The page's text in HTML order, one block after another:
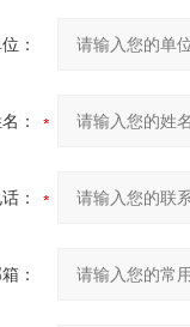
：
：
：
：